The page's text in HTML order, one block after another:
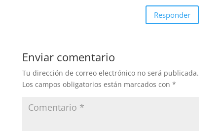
Responder
Enviar comentario
Tu dirección de correo electrónico no será publicada.
Los campos obligatorios están marcados con *